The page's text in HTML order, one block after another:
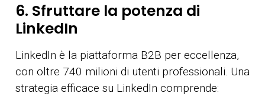
6. Sfruttare la potenza di
LinkedIn
LinkedIn è la piattaforma B2B per eccellenza,
con oltre 740 milioni di utenti professionali. Una
strategia efficace su LinkedIn comprende: